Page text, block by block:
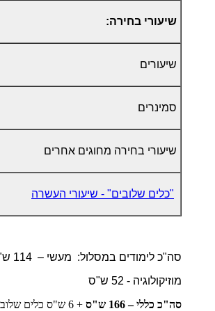
שיעורי בחירה:
שיעורים
סמינרים
שיעורי בחירה מחוגים אחרים
"כלים שלובים" - שיעורי העשרה
סה"כ לימודים במסלול: מעשי – 114 ש"ס
מוזיקולוגיה - 52 ש"ס
סה"כ כללי – 166 ש"ס
+ 6 ש"ס כלים שלובים